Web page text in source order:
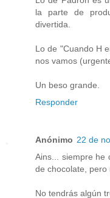
la parte de
divertida.
Lo de "Cuando H
nos vamos
Un beso grande.
Responder
Anónimo 22 de
Ains... siempre he
de chocolate, pero
No tendrás algún